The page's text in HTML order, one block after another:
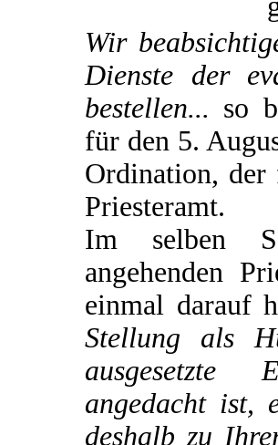
Wir
Dienste der
bestellen... so
für den 5.
Ordination,
Priesteramt.
Im selben
angehenden
einmal darauf
Stellung als
ausgesetzte
angedacht ist,
deshalb zu